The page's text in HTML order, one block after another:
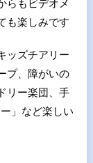
らもビデオメ
も楽しみです
ッズチアリー
プ、障がいの
リー楽団、手
」など楽しい